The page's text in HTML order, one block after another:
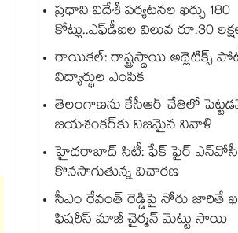
ప్రధాని విదేశీ పర్యటనల ఖర్చు 180
కోట్లు..ఎఫ్‌‌‌‌‌‌‌‌డీఐల విలువ రూ.30
రాయికల్: రాష్ట్రస్థాయి అథ్లెటిక్స్
విద్యార్థుల ఎంపిక
తెలంగాణను కేసీఆర్‌‌ చేతిలో
జయశంకర్‌‌కు నిజమైన నివాళి
హైదరాబాద్ సిటీ: ఫేక్ ఫైర్
కొనసాగుతున్న విచారణ
సీఎం రేవంత్ రెడ్డిపై నోరు జారితే
ఫిషరీస్ మాజీ చైర్మన్ మెట్టు సాయి